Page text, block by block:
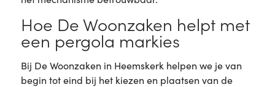
Hoe De Woonzaken helpt met
een pergola markies
Bij De Woonzaken in Heemskerk helpen we je van
begin tot eind bij het kiezen en plaatsen van de